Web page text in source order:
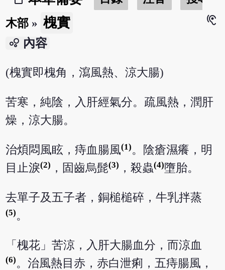
木部 » 槐實
hearing
bubble_chart 內容
(槐實即槐角，瀉風熱、涼大腸)
苦寒，純陰，入肝經氣分。疏風熱，潤肝
燥，涼大腸。
治煩悶風眩，痔血腸風(1)。陰瘡濕癢，明
目止淚(2) ，固齒烏髭(3) ，殺蟲(4)墮胎。
去單子及五子者，銅槌槌碎，牛乳拌蒸
(5)。
「槐花」苦涼，入肝大腸血分，而涼血
(6)。治風熱目赤，赤白泄痢，五痔腸風，